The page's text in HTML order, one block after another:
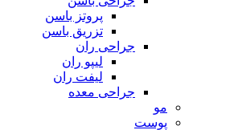
پروتز باسن
تزریق باسن
جراحی ران
لیپو ران
لیفت ران
جراحی معده
مو
پوست